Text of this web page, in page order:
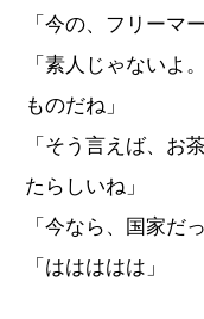
「今の、フリーマ
「素人じゃないよ
ものだね」
「そう言えば、お
たらしいね」
「今なら、国家だ
「ははははは」